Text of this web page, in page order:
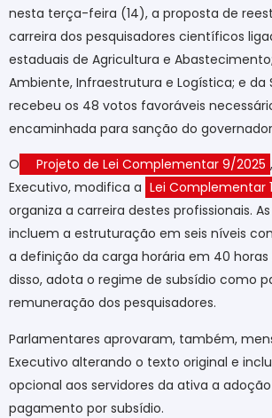
nesta terça-feira (14), a proposta de
carreira dos pesquisadores científicos
estaduais de Agricultura e
Ambiente, Infraestrutura e Logística; e da
recebeu os 48 votos favoráveis
encaminhada para sanção do
O Projeto de Lei Complementar 9/2025
Executivo, modifica a Lei Complementar
organiza a carreira destes profissionais.
incluem a estruturação em seis níveis
a definição da carga horária em 40 horas
disso, adota o regime de subsídio como
remuneração dos pesquisadores.
Parlamentares aprovaram, também,
Executivo alterando o texto original e
opcional aos servidores da ativa a
pagamento por subsídio.